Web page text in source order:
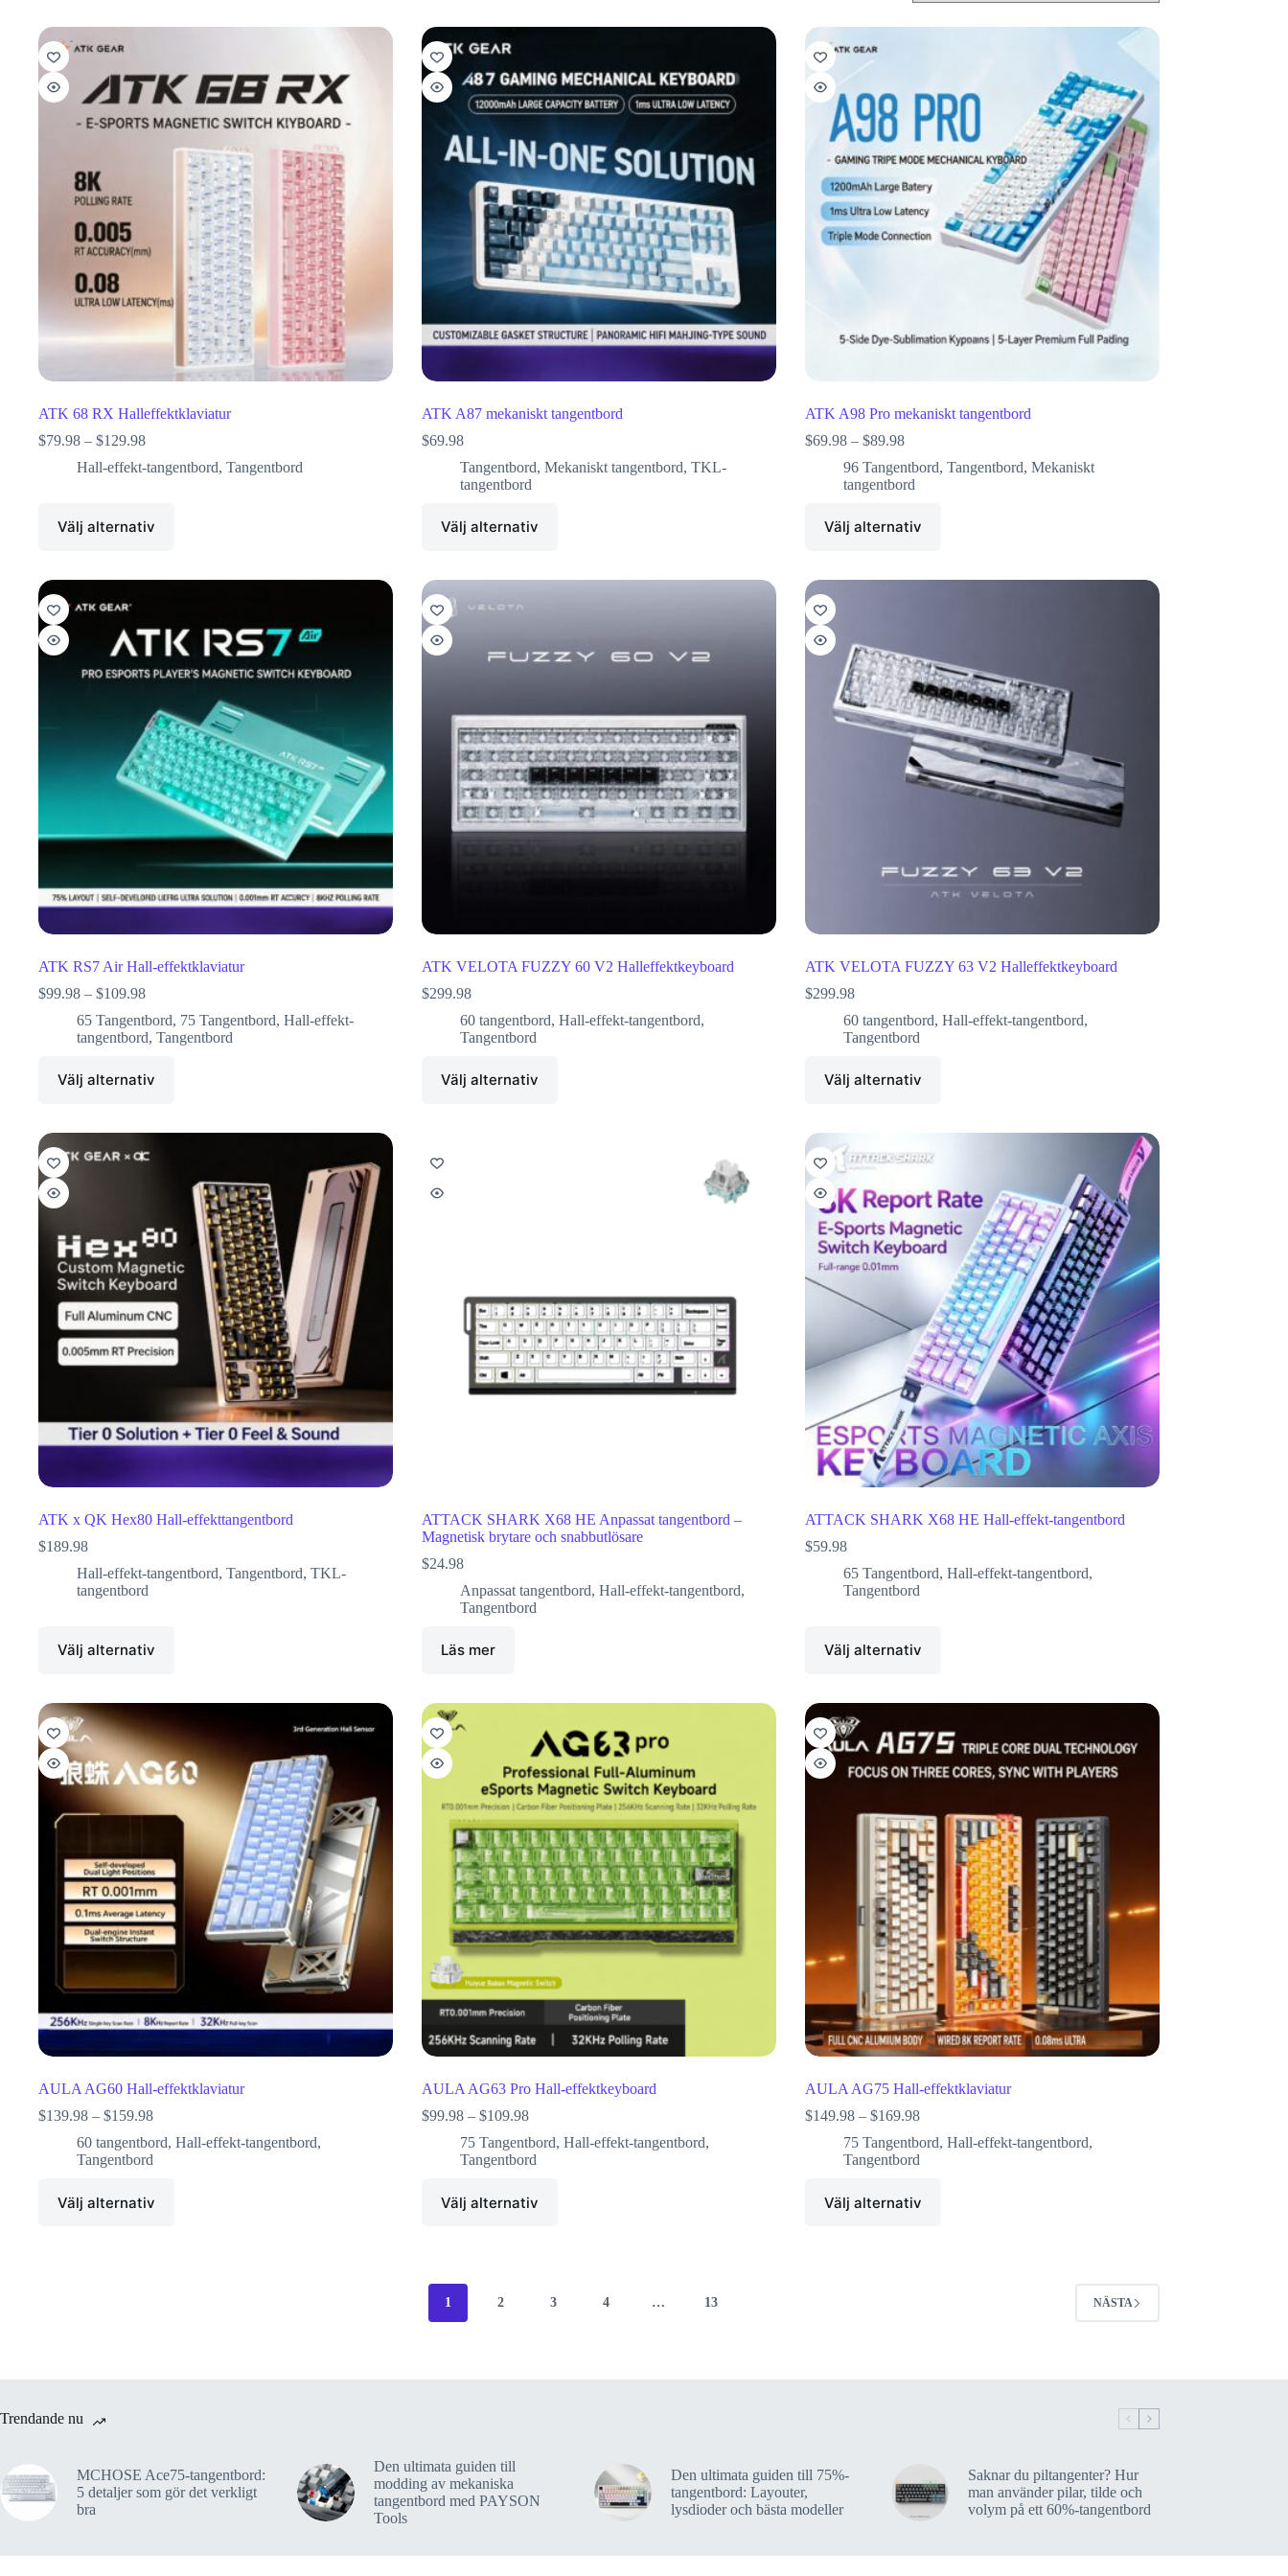
ATK 68 RX Halleffektklaviatur
$79.98 – $129.98
Hall-effekt-tangentbord, Tangentbord
Välj alternativ
ATK A87 mekaniskt tangentbord
$69.98
Tangentbord, Mekaniskt tangentbord, TKL-
tangentbord
Välj alternativ
ATK A98 Pro mekaniskt tangentbord
$69.98 – $89.98
96 Tangentbord, Tangentbord, Mekaniskt
tangentbord
Välj alternativ
ATK RS7 Air Hall-effektklaviatur
$99.98 – $109.98
65 Tangentbord, 75 Tangentbord, Hall-effekt-
tangentbord, Tangentbord
Välj alternativ
ATK VELOTA FUZZY 60 V2 Halleffektkeyboard
$299.98
60 tangentbord, Hall-effekt-tangentbord,
Tangentbord
Välj alternativ
ATK VELOTA FUZZY 63 V2 Halleffektkeyboard
$299.98
60 tangentbord, Hall-effekt-tangentbord,
Tangentbord
Välj alternativ
ATK x QK Hex80 Hall-effekttangentbord
$189.98
Hall-effekt-tangentbord, Tangentbord, TKL-
tangentbord
Välj alternativ
ATTACK SHARK X68 HE Anpassat tangentbord –
Magnetisk brytare och snabbutlösare
$24.98
Anpassat tangentbord, Hall-effekt-tangentbord,
Tangentbord
Läs mer
ATTACK SHARK X68 HE Hall-effekt-tangentbord
$59.98
65 Tangentbord, Hall-effekt-tangentbord,
Tangentbord
Välj alternativ
AULA AG60 Hall-effektklaviatur
$139.98 – $159.98
60 tangentbord, Hall-effekt-tangentbord,
Tangentbord
Välj alternativ
AULA AG63 Pro Hall-effektkeyboard
$99.98 – $109.98
75 Tangentbord, Hall-effekt-tangentbord,
Tangentbord
Välj alternativ
AULA AG75 Hall-effektklaviatur
$149.98 – $169.98
75 Tangentbord, Hall-effekt-tangentbord,
Tangentbord
Välj alternativ
1 2 3 4 … 13 NÄSTA
Trendande nu
MCHOSE Ace75-tangentbord:
5 detaljer som gör det verkligt
bra
Den ultimata guiden till
modding av mekaniska
tangentbord med PAYSON
Tools
Den ultimata guiden till 75%-
tangentbord: Layouter,
lysdioder och bästa modeller
Saknar du piltangenter? Hur
man använder pilar, tilde och
volym på ett 60%-tangentbord